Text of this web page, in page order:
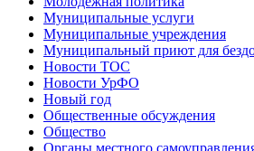
Муниципальные услуги
Муниципальные учреждения
Муниципальный приют для
Новости ТОС
Новости УрФО
Новый год
Общественные обсуждения
Общество